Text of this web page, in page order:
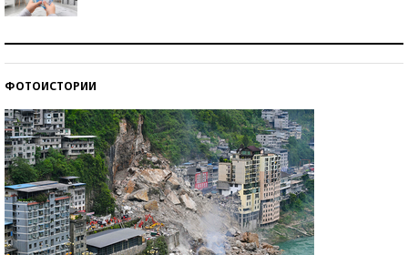
ФОТОИСТОРИИ